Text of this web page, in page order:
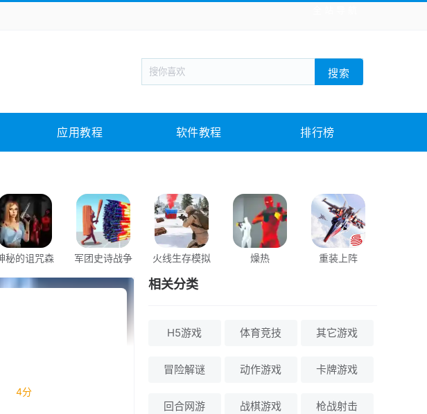
新闻阅读 旅游出行 生活实用
战棋游戏 枪战射击 模拟经营
插件下载 教育教学 游戏娱乐 系统软件 素材下载
搜索
应用教程 软件教程 排行榜
秘的诅咒森
军团史诗战争 火线生存模拟 燥热 重装上阵
4分
相关分类
H5游戏 体育竞技 其它游戏
冒险解谜 动作游戏 卡牌游戏
回合网游 战棋游戏 枪战射击